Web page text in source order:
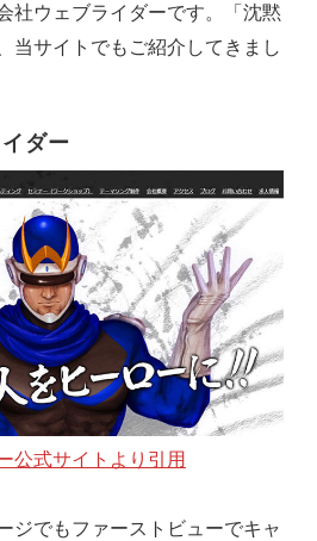
社ウェブライダーです。「沈黙
当サイトでもご紹介してきまし
ダー
公式サイトより引用
ジでもファーストビューでキャ